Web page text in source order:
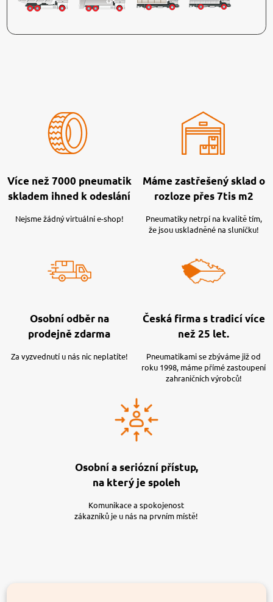
Více než 7000 pneumatik
skladem ihned k odeslání
Nejsme žádný virtuální e-shop!
Máme zastřešený sklad o
rozloze přes 7tis m2
Pneumatiky netrpí na kvalitě tím,
že jsou uskladněné na sluníčku!
Osobní odběr na
prodejně zdarma
Za vyzvednutí u nás nic neplatíte!
Česká firma s tradicí více
než 25 let.
Pneumatikami se zbýváme již od
roku 1998, máme přímé zastoupení
zahraničních výrobců!
Osobní a seriózní přístup,
na který je spoleh
Komunikace a spokojenost
zákazníků je u nás na prvním místě!